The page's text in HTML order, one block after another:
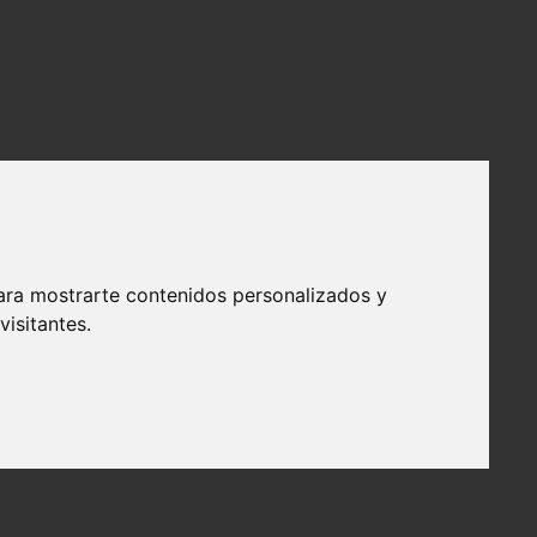
mostrarte contenidos personalizados y